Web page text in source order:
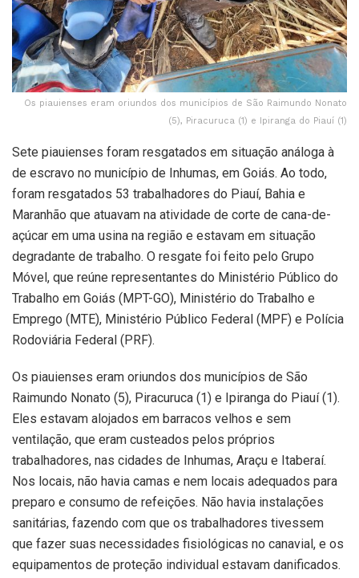
Os piauienses eram oriundos dos municípios de São Raimundo Nonato
(5), Piracuruca (1) e Ipiranga do Piauí (1)
Sete piauienses foram resgatados em situação análoga à
de escravo no município de Inhumas, em Goiás. Ao todo,
foram resgatados 53 trabalhadores do Piauí, Bahia e
Maranhão que atuavam na atividade de corte de cana-de-
açúcar em uma usina na região e estavam em situação
degradante de trabalho. O resgate foi feito pelo Grupo
Móvel, que reúne representantes do Ministério Público do
Trabalho em Goiás (MPT-GO), Ministério do Trabalho e
Emprego (MTE), Ministério Público Federal (MPF) e Polícia
Rodoviária Federal (PRF).
Os piauienses eram oriundos dos municípios de São
Raimundo Nonato (5), Piracuruca (1) e Ipiranga do Piauí (1).
Eles estavam alojados em barracos velhos e sem
ventilação, que eram custeados pelos próprios
trabalhadores, nas cidades de Inhumas, Araçu e Itaberaí.
Nos locais, não havia camas e nem locais adequados para
preparo e consumo de refeições. Não havia instalações
sanitárias, fazendo com que os trabalhadores tivessem
que fazer suas necessidades fisiológicas no canavial, e os
equipamentos de proteção individual estavam danificados.